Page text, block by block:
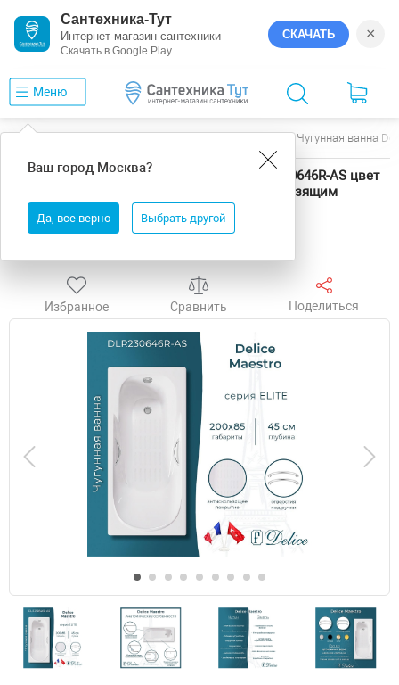
Сантехника-Тут
Интернет-магазин сантехники
Скачать в Google Play
СКАЧАТЬ ×
Меню
Ваш город Москва?
Да, все верно Выбрать другой
Чугунная ванна
Чугунная ванна Delice Maestro 200х85 DLR230646R-AS цвет
Белый с отверстиями под ручки с антискользящим
покрытием
Избранное Сравнить Поделиться